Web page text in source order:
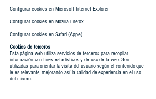
Configurar cookies en Microsoft Internet Explorer
Configurar cookies en Mozilla Firefox
Configurar cookies en Safari (Apple)
Cookies de terceros
Esta página web utiliza servicios de terceros para recopilar
información con fines estadísticos y de uso de la web. Son
utilizadas para orientar la visita del usuario según el contenido que
le es relevante, mejorando así la calidad de experiencia en el uso
del mismo.